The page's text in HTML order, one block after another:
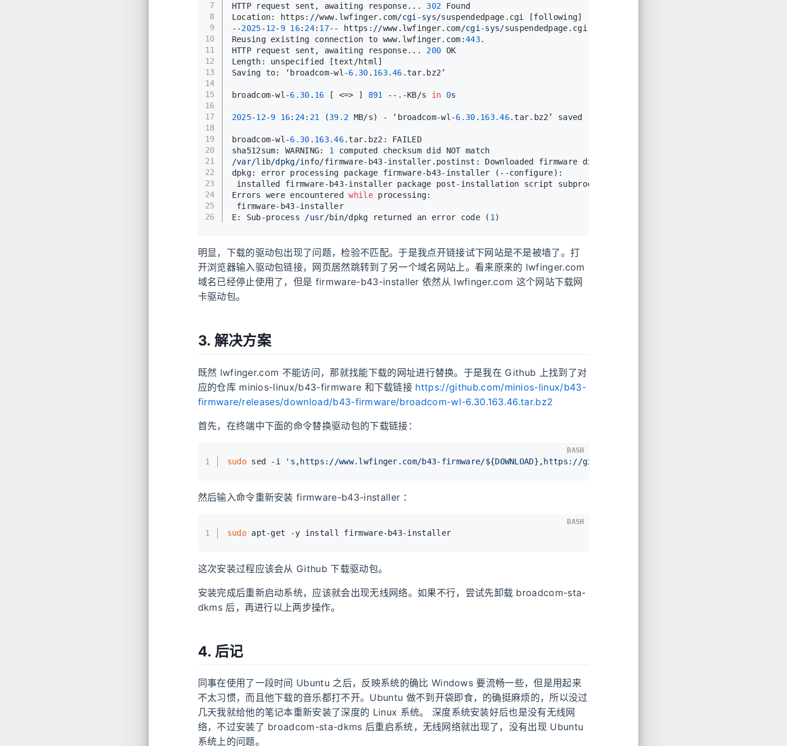
7
8
9
10
11
12
13
14
15
16
17
18
19
20
21
22
23
24
25
26
HTTP request sent, awaiting response... 302 Found
Location: https: //www.lwfinger.com/cgi-sys/suspendedpage.cgi [following]
--2025-12- 9 16: 24: 17-- https: //www.lwfinger.com/cgi-sys/suspendedpage.cgi
Reusing existing connection to www.lwfinger.com:443.
HTTP request sent, awaiting response... 200 OK
Length: unspecified [text/html]
Saving to: ‘broadcom-wl-6.30 . 163.46 .tar.bz2’
broadcom-wl-6.30 . 16 [ <=> ] 891 --.-KB/s in 0s
2025-12-9 16: 24: 21 (39.2 MB/s) - ‘broadcom-wl-6.30 . 163.46.tar.bz2’ saved [
broadcom-wl-6.30 . 163.46.tar.bz2: FAILED
sha512sum: WARNING: 1
computed checksum did NOT match
/var/lib/dpkg/i nfo/firmware-b43-installer.postinst: Downloaded firmware did not match known SHA512 checksum,
dpkg: error processing package firmware-b43-installer (--configure):
installed firmware-b43-installer package post-installation script subprocess returned error
Errors were encountered while processing:
firmware-b43-installer
E: Sub-process /usr/bin/dpkg returned an error code ( 1 )
明显，下载的驱动包出现了问题，检验不匹配。于是我点开链接试下网站是不是被墙了。打
开浏览器输入驱动包链接，网页居然跳转到了另一个域名网站上。看来原来的 lwfinger.com
域名已经停止使用了，但是 firmware-b43-installer 依然从 lwfinger.com 这个网站下载网
卡驱动包。
3. 解决方案
既然 lwfinger.com 不能访问，那就找能下载的网址进行替换。于是我在 Github 上找到了对
应的仓库 minios-linux/b43-firmware 和下载链接 https://github.com/minios-linux/b43-
firmware/releases/download/b43-firmware/broadcom-wl-6.30.163.46.tar.bz2
首先，在终端中下面的命令替换驱动包的下载链接：
1 sudo sed -i 's,https://www.lwfinger.com/b43-firmware/${DOWNLOAD},https://github.com/minios-linux/b43-firmware/
BASH
然后输入命令重新安装 firmware-b43-installer ：
1 sudo apt-get -y install firmware-b43-installer
BASH
这次安装过程应该会从 Github 下载驱动包。
安装完成后重新启动系统，应该就会出现无线网络。如果不行，尝试先卸载 broadcom-sta-
dkms 后，再进行以上两步操作。
4. 后记
同事在使用了一段时间 Ubuntu 之后，反映系统的确比 Windows 要流畅一些，但是用起来
不太习惯，而且他下载的音乐都打不开。Ubuntu 做不到开袋即食，的确挺麻烦的，所以没过
几天我就给他的笔记本重新安装了深度的 Linux 系统。 深度系统安装好后也是没有无线网
络，不过安装了 broadcom-sta-dkms 后重启系统，无线网络就出现了，没有出现 Ubuntu
系统上的问题。